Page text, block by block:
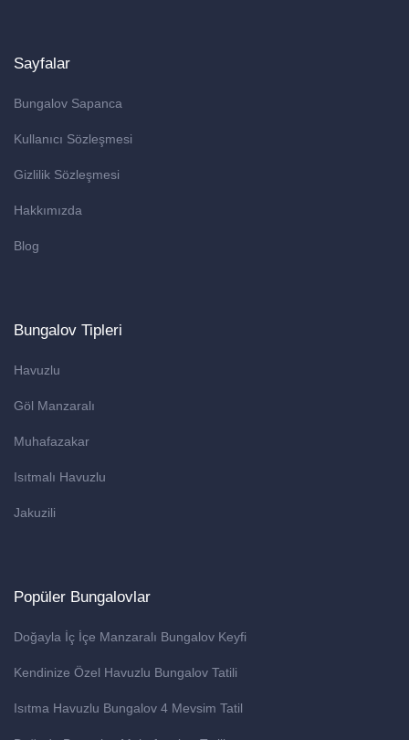
Sayfalar
Bungalov Sapanca
Kullanıcı Sözleşmesi
Gizlilik Sözleşmesi
Hakkımızda
Blog
Bungalov Tipleri
Havuzlu
Göl Manzaralı
Muhafazakar
Isıtmalı Havuzlu
Jakuzili
Popüler Bungalovlar
Doğayla İç İçe Manzaralı Bungalov Keyfi
Kendinize Özel Havuzlu Bungalov Tatili
Isıtma Havuzlu Bungalov 4 Mevsim Tatil